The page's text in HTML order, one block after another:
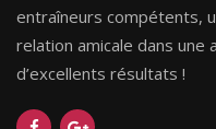
entraîneurs compétents,
relation amicale dans une
d’excellents résultats !